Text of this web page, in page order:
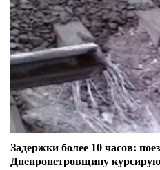
Задержки более 10 часов:
Днепропетровщину